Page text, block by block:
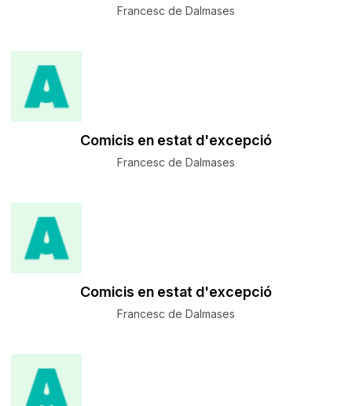
Francesc de Dalmases
Comicis en estat d'excepció
Francesc de Dalmases
Comicis en estat d'excepció
Francesc de Dalmases